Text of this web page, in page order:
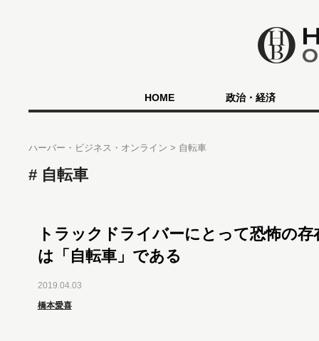
HOME 政治・経済
ハーバー・ビジネス・オンライン 自転車
自転車
トラックドライバーにとって恐怖の存
は「自転車」である
2019.04.03
橋本愛喜